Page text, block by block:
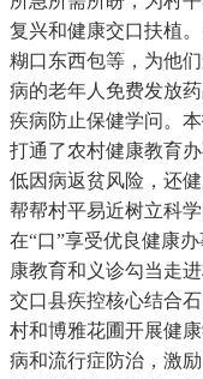
复兴和健康交口扶植
糊口东西包等，为他
病的老年人免费发放
疾病防止保健学问。
打通了农村健康教育
低因病返贫风险，还
帮帮村平易近树立科
在“口”享受优良健康
康教育和义诊勾当走
交口县疾控核心结合
村和博雅花圃开展健
病和流行症防治，激